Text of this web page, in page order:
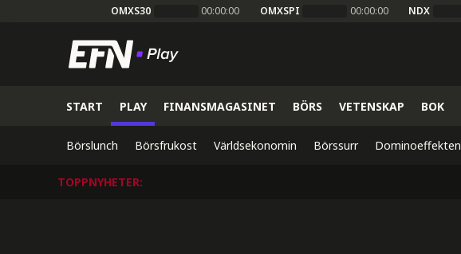
OMXS30 00:00:00 OMXSPI 00:00:00 NDX
START PLAY FINANSMAGASINET BÖRS VETENSKAP BOK
Börslunch Börsfrukost Världsekonomin Börssurr Dominoeffekten
TOPPNYHETER: